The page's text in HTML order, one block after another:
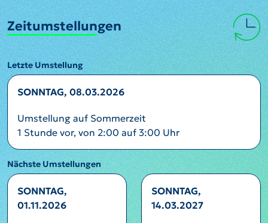
Zeitumstellungen
Letzte Umstellung
SONNTAG, 08.03.2026
Umstellung auf Sommerzeit
1 Stunde vor, von 2:00 auf 3:00 Uhr
Nächste Umstellungen
SONNTAG,
01.11.2026
SONNTAG,
14.03.2027